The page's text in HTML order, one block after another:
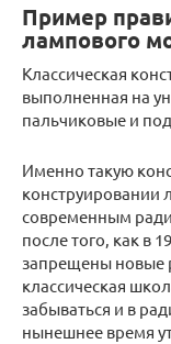
Пример
лампового
Классическая
выполненная на
пальчиковые и
Именно такую
конструировании
современным
после того, как в
запрещены новые
классическая
забываться и в
нынешнее время